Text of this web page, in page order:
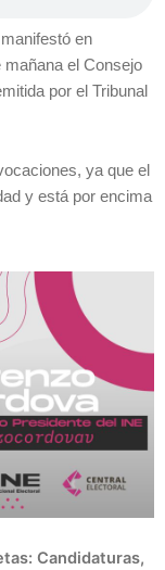
en
el Consejo
por el Tribunal
ya que el
y está por encima
Candidaturas,